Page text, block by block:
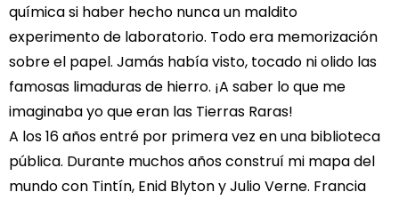
química si haber hecho nunca un maldito
experimento de laboratorio. Todo era memorización
sobre el papel. Jamás había visto, tocado ni olido las
famosas limaduras de hierro. ¡A saber lo que me
imaginaba yo que eran las Tierras Raras!
A los 16 años entré por primera vez en una biblioteca
pública. Durante muchos años construí mi mapa del
mundo con Tintín, Enid Blyton y Julio Verne. Francia